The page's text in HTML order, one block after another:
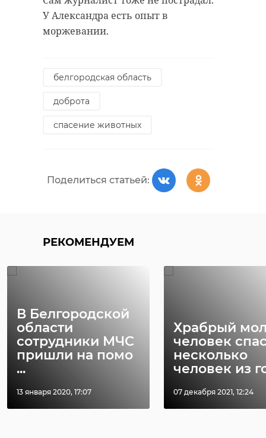
У Александра есть опыт в
моржевании.
белгородская область
доброта
спасение животных
Поделиться статьей:
РЕКОМЕНДУЕМ
В Белгородской
области
сотрудники МЧС
пришли на помо
...
13 января 2020, 17:07
Храбрый
человек
несколько
человек из
07 декабря 2021, 12:24